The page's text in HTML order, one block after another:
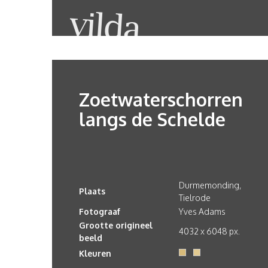
Zoetwaterschorren
langs de Schelde
Plaats
Durmemonding,
Tielrode
Fotograaf
Yves Adams
Grootte origineel
beeld
4032 x 6048 px.
Kleuren